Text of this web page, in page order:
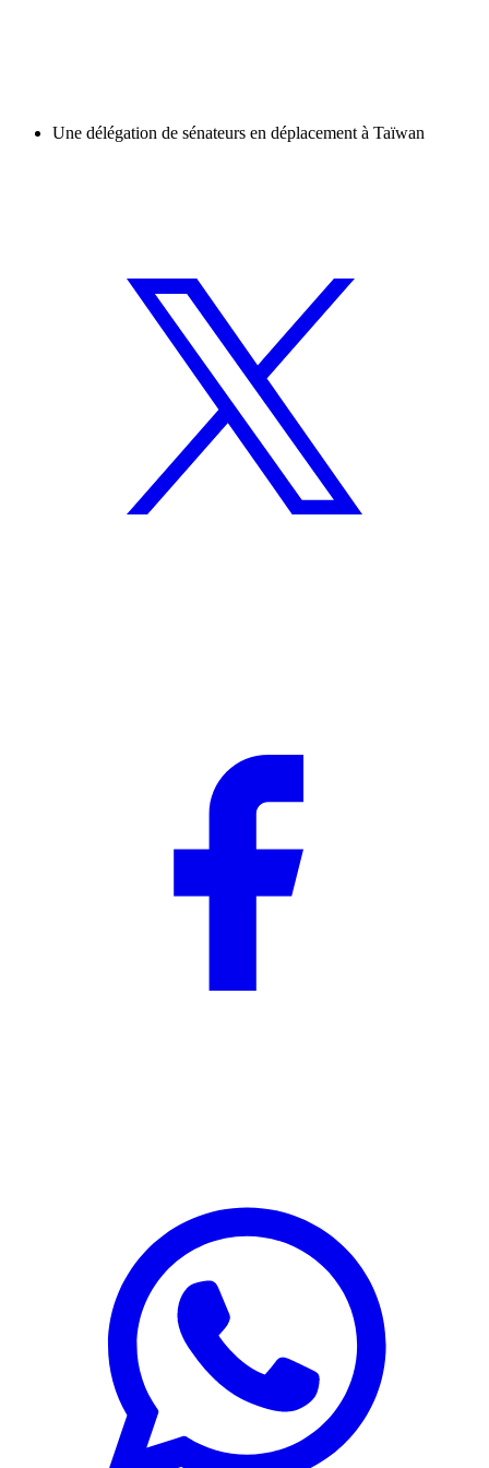
Une délégation de sénateurs en déplacement à Taïwan